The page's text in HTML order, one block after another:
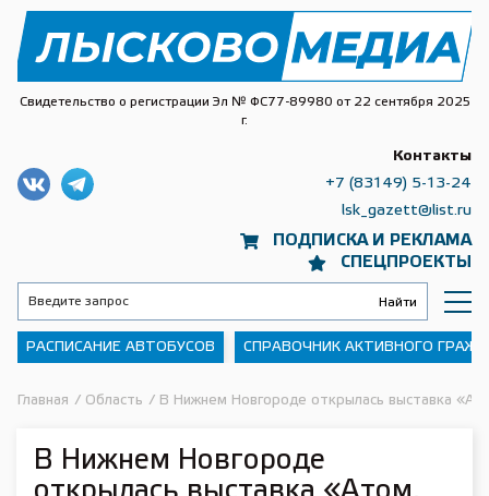
Свидетельство о регистрации Эл № ФС77-89980 от 22 сентября 2025
г.
ПОДПИСКА И РЕКЛАМА
СПЕЦПРОЕКТЫ
Контакты
+7 (83149) 5-13-24
lsk_gazett@list.ru
РАСПИСАНИЕ АВТОБУСОВ СПРАВОЧНИК АКТИВНОГО
Главная / Область / В Нижнем Новгороде открылась выставка
В Нижнем Новгороде